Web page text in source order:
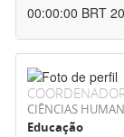
00:00:00 BRT
CIÊNCIAS
Educação